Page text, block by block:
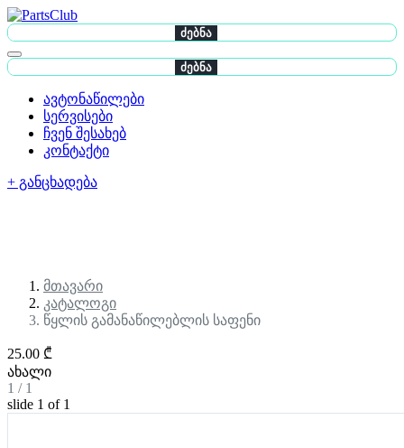
ძებნა
ძებნა
ავტონაწილები
სერვისები
ჩვენ შესახებ
კონტაქტი
+ განცხადება
მთავარი
კატალოგი
წყლის გამანაწილებლის საფენი
25.00 ₾
ახალი
1 / 1
slide 1 of 1